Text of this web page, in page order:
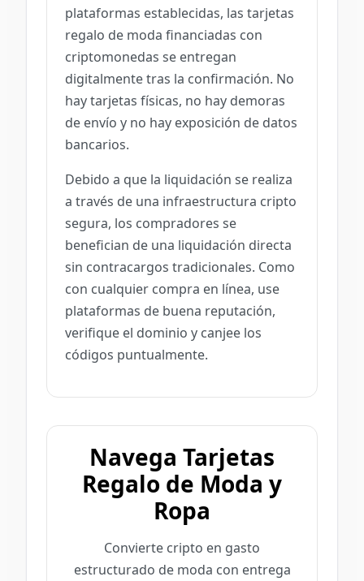
plataformas establecidas, las tarjetas
regalo de moda financiadas con
criptomonedas se entregan
digitalmente tras la confirmación. No
hay tarjetas físicas, no hay demoras
de envío y no hay exposición de datos
bancarios.
Debido a que la liquidación se realiza
a través de una infraestructura cripto
segura, los compradores se
benefician de una liquidación directa
sin contracargos tradicionales. Como
con cualquier compra en línea, use
plataformas de buena reputación,
verifique el dominio y canjee los
códigos puntualmente.
Navega Tarjetas
Regalo de Moda y
Ropa
Convierte cripto en gasto
estructurado de moda con entrega